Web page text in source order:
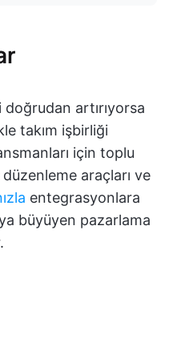
artırıyorsa
takım işbirliği
için toplu
araçları ve
entegrasyonlara
büyüyen pazarlama